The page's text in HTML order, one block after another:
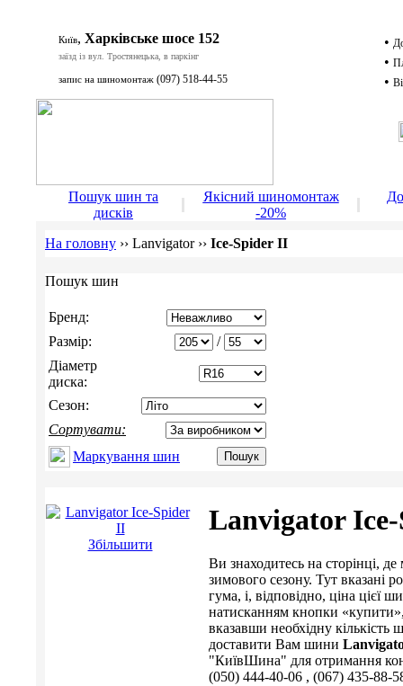
Київ, Харківське шосе 152
заїзд із вул. Тростянецька, в паркінг
запис на шиномонтаж (097) 518-44-55
•
•
•
Пошук шин та
дисків
Якісний шиномонтаж
-20%
На головну ›› Lanvigator›› Ice-Spider II
Пошук шин
Бренд:
Размір:
/
Діаметр
диска:
Сезон:
Сортувати:
Маркування шин
Збільшити
Lanvigator
Ви знаходитесь на сторінці,
зимового сезону. Тут вказані
гума, і, відповідно, ціна
натисканням кнопки
вказавши необхідну кількість
доставити Вам шини
"КиївШина" для отримання
(050) 444-40-06 , (067) 435-88-